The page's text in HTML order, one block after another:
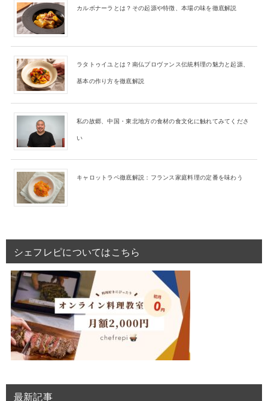
カルボナーラとは？その起源や特徴、本場の味を徹底解説
ラタトゥイユとは？南仏プロヴァンス伝統料理の魅力と起源、
基本の作り方を徹底解説
私の故郷、中国・東北地方の食材の食文化に触れてみてくださ
い
キャロットラペ徹底解説：フランス家庭料理の定番を味わう
シェフレピについてはこちら
最新記事